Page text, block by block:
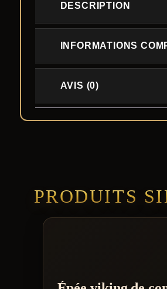
DESCRIPTION
INFORMATIONS
AVIS (0)
PRODUITS